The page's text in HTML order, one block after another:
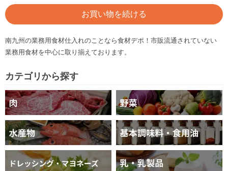
お買い物を続ける
南九州の業務用食材仕入れのことなら食材デポ！市販流通されていない
業務用食材を中心に取り揃えております。
カテゴリから探す